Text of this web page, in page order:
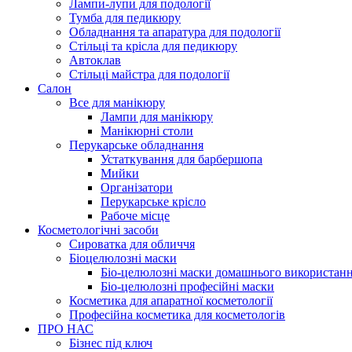
Лампи-лупи для подології
Тумба для педикюру
Обладнання та апаратура для подології
Стільці та крісла для педикюру
Автоклав
Стільці майстра для подології
Салон
Все для манікюру
Лампи для манікюру
Манікюрні столи
Перукарське обладнання
Устаткування для барбершопа
Мийки
Організатори
Перукарське крісло
Рабоче місце
Косметологічні засоби
Сироватка для обличчя
Біоцелюлозні маски
Біо-целюлозні маски домашнього
Біо-целюлозні професійні маски
Косметика для апаратної косметології
Професійна косметика для косметологів
ПРО НАС
Бізнес під ключ